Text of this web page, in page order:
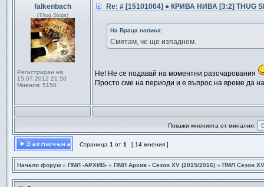
falkenbach
(Thug Slugs)
Регистриран на:
15.07.2012 21:56
Мнения: 5150
Re: # [15101004] ● КРИВА НИВА [3:2] THUG
На Враца написа:
Смятам, че ще изпаднем.
Не! Не се подавай на моментни разочарования
Просто сме на периоди и е въпрос на време да
Покажи мненията от миналия:
Страница 1 от 1 [ 14 мнения ]
Начало форум » ПМЛ -АРХИВ- » ПМЛ Архив - Сезон ХV (2015/2016) » ПМЛ Сезон